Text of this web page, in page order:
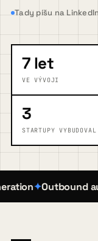
FAQ
Blog
Kontakt
Tady píšu na
7 let
VE VÝVOJI
3
STARTUPY VYBUDOVAL
Outbound